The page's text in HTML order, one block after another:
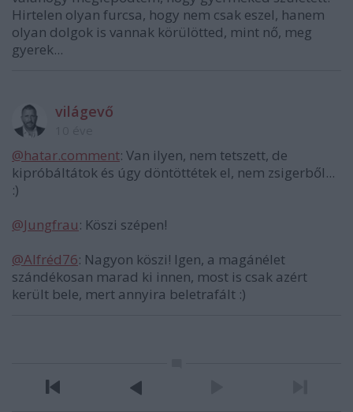
Hirtelen olyan furcsa, hogy nem csak eszel, hanem
olyan dolgok is vannak körülötted, mint nő, meg
gyerek...
világevő
@hatar.comment: Van ilyen, nem tetszett, de
kipróbáltátok és úgy döntöttétek el, nem zsigerből...
:)
@Jungfrau: Köszi szépen!
@Alfréd76: Nagyon köszi! Igen, a magánélet
szándékosan marad ki innen, most is csak azért
került bele, mert annyira beletrafált :)